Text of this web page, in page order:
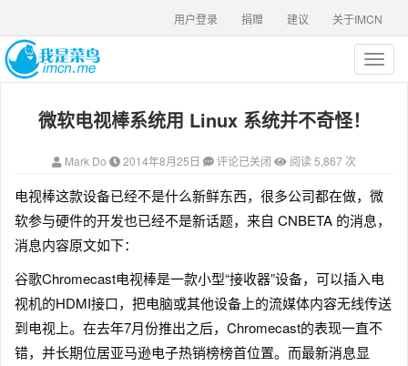
关于IMCN
建议
捐赠
用户登录
T
o
a
v
i
t
i
o
n
微软电视棒系统用 Linux 系统并不奇怪！
Mark Do 2014年8月25日 评论已关闭 阅读 5,867 次
电视棒这款设备已经不是什么新鲜东西，很多公司都在做，微
软参与硬件的开发也已经不是新话题，来自 CNBETA 的消息，
消息内容原文如下：
谷歌Chromecast电视棒是一款小型“接收器”设备，可以插入电
视机的HDMI接口，把电脑或其他设备上的流媒体内容无线传送
到电视上。在去年7月份推出之后，Chromecast的表现一直不
错，并长期位居亚马逊电子热销榜榜首位置。而最新消息显